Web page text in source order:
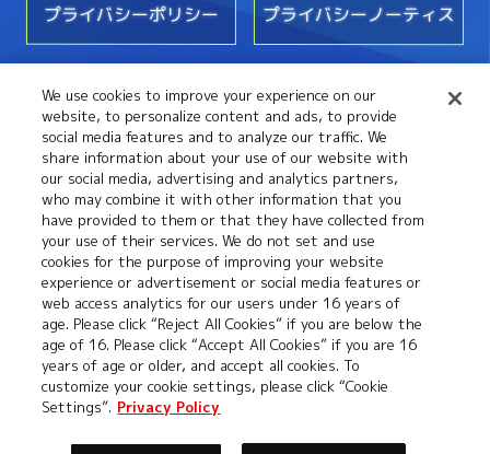
プライバシーポリシー プライバシーノーティス
お問い合わせ
©本郷あきよし・フジテレビ・東映アニメーション
We use cookies to improve your experience on our
website, to personalize content and ads, to provide
social media features and to analyze our traffic. We
share information about your use of our website with
our social media, advertising and analytics partners,
who may combine it with other information that you
have provided to them or that they have collected from
your use of their services. We do not set and use
cookies for the purpose of improving your website
experience or advertisement or social media features or
web access analytics for our users under 16 years of
age. Please click “Reject All Cookies” if you are below the
age of 16. Please click “Accept All Cookies” if you are 16
years of age or older, and accept all cookies. To
customize your cookie settings, please click “Cookie
Settings”. Privacy Policy